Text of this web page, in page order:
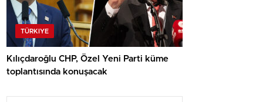
TÜRKIYE
Kılıçdaroğlu CHP, Özel Yeni Parti küme
toplantısında konuşacak